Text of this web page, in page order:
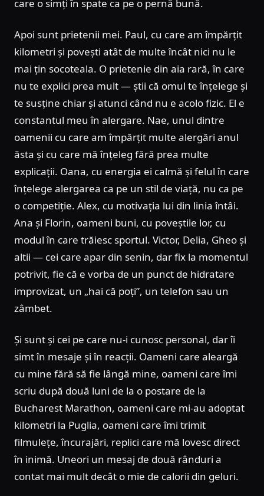
care o simți în spate ca pe o pernă bună.
Apoi sunt prietenii mei. Paul, cu care am împărțit
kilometri și povești atât de multe încât nici nu le
mai țin socoteala. O prietenie din aia rară, în care
nu te explici prea mult — știi că omul te înțelege și
te susține chiar și atunci când nu e acolo fizic. El e
constantul meu în alergare. Nae, unul dintre
oamenii cu care am împărțit multe alergări anul
ăsta și cu care mă înțeleg fără prea multe
explicații. Oana, cu energia ei calmă și felul în care
înțelege alergarea ca pe un stil de viață, nu ca pe
o competiție. Alex, cu motivația lui din linia întâi.
Ana și Florin, oameni buni, cu poveștile lor, cu
modul în care trăiesc sportul. Victor, Delia, Gheo și
altii — cei care apar din senin, dar fix la momentul
potrivit, fie că e vorba de un punct de hidratare
improvizat, un „hai că poți”, un telefon sau un
zâmbet.
Și sunt și cei pe care nu-i cunosc personal, dar îi
simt în mesaje și în reacții. Oameni care aleargă
cu mine fără să fie lângă mine, oameni care îmi
scriu după două luni de la o postare de la
Bucharest Marathon, oameni care mi-au adoptat
kilometri la Puglia, oameni care îmi trimit
filmulețe, încurajări, replici care mă lovesc direct
în inimă. Uneori un mesaj de două rânduri a
contat mai mult decât o mie de calorii din geluri.